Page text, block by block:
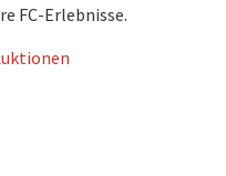
FC-Erlebnisse.